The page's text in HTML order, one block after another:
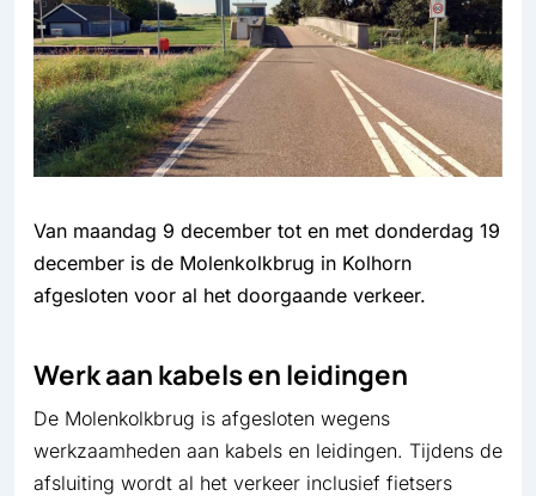
Van maandag 9 december tot en met donderdag 19
december is de Molenkolkbrug in Kolhorn
afgesloten voor al het doorgaande verkeer.
Werk aan kabels en leidingen
De Molenkolkbrug is afgesloten wegens
werkzaamheden aan kabels en leidingen. Tijdens de
afsluiting wordt al het verkeer inclusief fietsers